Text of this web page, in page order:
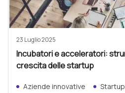
23 Luglio 2025
Incubatori e acceleratori:
crescita delle startup
Aziende innovative Startup